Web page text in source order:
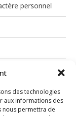
des technologies
aux informations des
nous permettra de
personnel